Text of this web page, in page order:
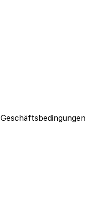
Geschäftsbedingungen